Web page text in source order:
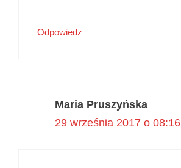
Odpowiedz
Maria Pruszyńska
29 września 2017 o 08:16